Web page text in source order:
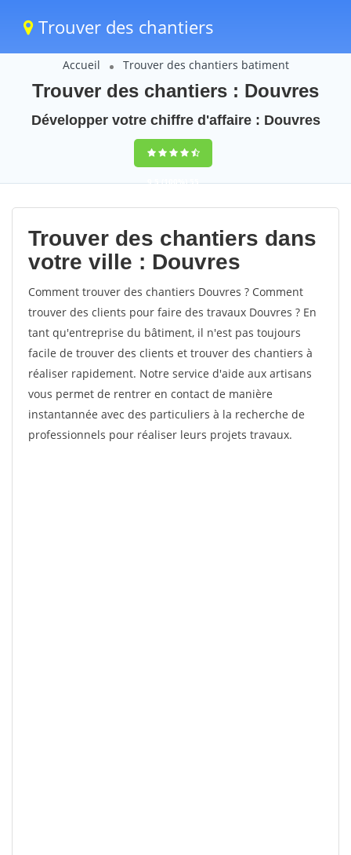
Trouver des chantiers
Accueil Trouver des chantiers batiment
Trouver des chantiers : Douvres
Développer votre chiffre d'affaire : Douvres
9,5(100%)55
votes
Trouver des chantiers dans
votre ville : Douvres
Comment trouver des chantiers Douvres ? Comment
trouver des clients pour faire des travaux Douvres ? En
tant qu'entreprise du bâtiment, il n'est pas toujours
facile de trouver des clients et trouver des chantiers à
réaliser rapidement. Notre service d'aide aux artisans
vous permet de rentrer en contact de manière
instantannée avec des particuliers à la recherche de
professionnels pour réaliser leurs projets travaux.